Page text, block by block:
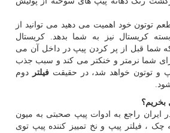
توتون خود اهمیت می دهید می توانید از
کریستال نیز به شما بدهد. کریستال
شما قبل از پر کردن پیپ در داخل آن می
شما نرمتر و خنکتر می کند و سبب جذب
و توتون خواهد شد، در حقیقتفیلتر
دوم
بخریم؟
ایران راجع به ادوات پیپ صحبتی به میون
چک ، فیلتر پیپ و نخ تمییز کننده پیپ توی